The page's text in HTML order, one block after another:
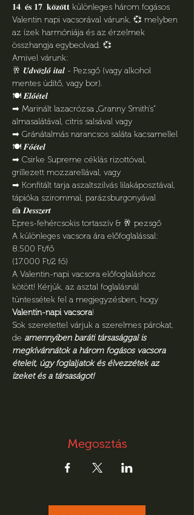
𝟏𝟒. 𝐞́𝐬 𝟏𝟕. 𝐤𝐨̈𝐳𝐨̈𝐭𝐭 különleges három fogásos
Valentin napi vacsorával várunk, 💞 melyben
az ízek harmóniája és az érzelmek
összhangja egybeolvad. 💞
Amivel várunk:
🥂 𝑼̈𝒅𝒗𝒐̈𝒛𝒍𝒐̋ 𝒊𝒕𝒂𝒍 - Pezsgő (vagy alkohol
mentes üdítő, vagy bor).
🍽️ 𝑬𝒍𝒐̋𝒆́𝒕𝒆𝒍
➡︎ Marinált lazacrózsa „Granny Smith’s”
almasalátával, citris salsával vagy
➡︎ Gránátalmás narancsos saláta kacsamellel
🍽️ 𝑭𝒐̋𝒆́𝒕𝒆𝒍
➡︎ Csirke Supreme céklás rizottóval,
grillezett mozzarellával, vagy
➡︎ Konfitált tarja aszaltszilvás lilakáposztával,
tápióka szirommal, parázsburgonyával
🍰 𝑫𝒆𝒔𝒔𝒛𝒆𝒓𝒕
Epres-fehércsokis tortaszív & 🥂 pezsgő
A különleges vacsora ára előfoglalással:
8.500 Ft/fő
(17.000 Ft/2 fő)
A Valentin-napi vacsora előfoglaláshoz
kötött! Kérjük, az asztal foglalásnál
tüntessétek fel a megjegyzésben, hogy
Valentin-napi vacsora!
Sok szeretettel várjuk a szerelmes párokat,
de amennyiben baráti társasággal is
megkívánnátok a három fogásos vacsora
ételeit, úgy foglaljatok és élvezzétek az
ízeket és a társaságot!
Megosztás